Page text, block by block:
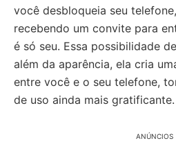
você desbloqueia seu
recebendo um convite para
é só seu. Essa possibilidade
além da aparência, ela cria
entre você e o seu telefone,
de uso ainda mais gratificante.
ANÚNCIOS